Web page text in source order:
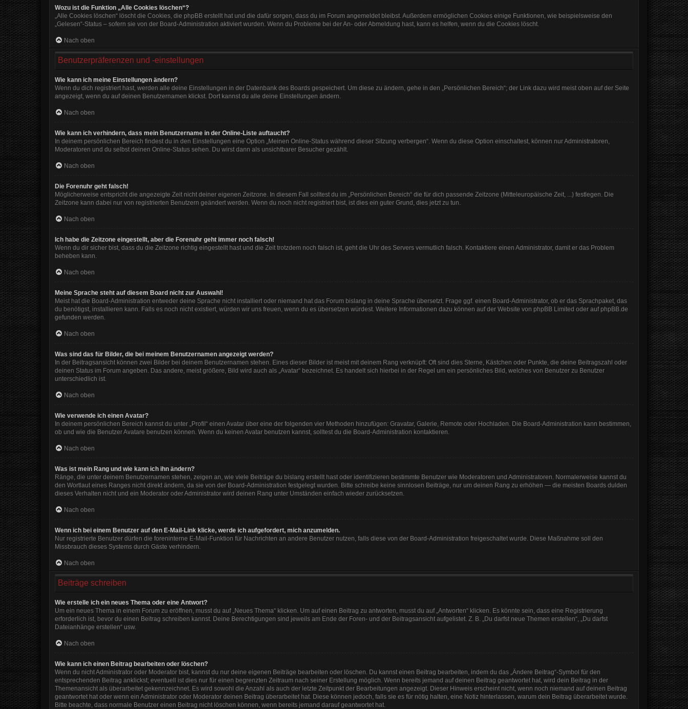
Wozu ist die Funktion „Alle Cookies löschen“?
„Alle Cookies löschen“ löscht die Cookies, die phpBB erstellt hat und die dafür sorgen, dass du im Forum angemeldet bleibst. Außerdem ermöglichen Cookies einige Funktionen, wie beispielsweise den
„Gelesen“-Status – sofern sie von der Board-Administration aktiviert wurden. Wenn du Probleme bei der An- oder Abmeldung hast, kann es helfen, wenn du die Cookies löscht.
Nach oben
Benutzerpräferenzen und -einstellungen
Wie kann ich meine Einstellungen ändern?
Wenn du dich registriert hast, werden alle deine Einstellungen in der Datenbank des Boards gespeichert. Um diese zu ändern, gehe in den „Persönlichen Bereich“; der Link dazu wird meist oben auf der Seite
angezeigt, wenn du auf deinen Benutzernamen klickst. Dort kannst du alle deine Einstellungen ändern.
Nach oben
Wie kann ich verhindern, dass mein Benutzername in der Online-Liste auftaucht?
In deinem persönlichen Bereich findest du in den Einstellungen eine Option „Meinen Online-Status während dieser Sitzung verbergen“. Wenn du diese Option einschaltest, können nur Administratoren,
Moderatoren und du selbst deinen Online-Status sehen. Du wirst dann als unsichtbarer Besucher gezählt.
Nach oben
Die Forenuhr geht falsch!
Möglicherweise entspricht die angezeigte Zeit nicht deiner eigenen Zeitzone. In diesem Fall solltest du im „Persönlichen Bereich“ die für dich passende Zeitzone (Mitteleuropäische Zeit, ...) festlegen. Die
Zeitzone kann dabei nur von registrierten Benutzern geändert werden. Wenn du noch nicht registriert bist, ist dies ein guter Grund, dies jetzt zu tun.
Nach oben
Ich habe die Zeitzone eingestellt, aber die Forenuhr geht immer noch falsch!
Wenn du dir sicher bist, dass du die Zeitzone richtig eingestellt hast und die Zeit trotzdem noch falsch ist, geht die Uhr des Servers vermutlich falsch. Kontaktiere einen Administrator, damit er das Problem
beheben kann.
Nach oben
Meine Sprache steht auf diesem Board nicht zur Auswahl!
Meist hat die Board-Administration entweder deine Sprache nicht installiert oder niemand hat das Forum bislang in deine Sprache übersetzt. Frage ggf. einen Board-Administrator, ob er das Sprachpaket, das
du benötigst, installieren kann. Falls es noch nicht existiert, würden wir uns freuen, wenn du es übersetzen würdest. Weitere Informationen dazu können auf der Website von phpBB Limited oder auf phpBB.de
gefunden werden.
Nach oben
Was sind das für Bilder, die bei meinem Benutzernamen angezeigt werden?
In der Beitragsansicht können zwei Bilder bei deinem Benutzernamen stehen. Eines dieser Bilder ist meist mit deinem Rang verknüpft: Oft sind dies Sterne, Kästchen oder Punkte, die deine Beitragszahl oder
deinen Status im Forum angeben. Das andere, meist größere, Bild wird auch als „Avatar“ bezeichnet. Es handelt sich hierbei in der Regel um ein persönliches Bild, welches von Benutzer zu Benutzer
unterschiedlich ist.
Nach oben
Wie verwende ich einen Avatar?
In deinem persönlichen Bereich kannst du unter „Profil“ einen Avatar über eine der folgenden vier Methoden hinzufügen: Gravatar, Galerie, Remote oder Hochladen. Die Board-Administration kann bestimmen,
ob und wie die Benutzer Avatare benutzen können. Wenn du keinen Avatar benutzen kannst, solltest du die Board-Administration kontaktieren.
Nach oben
Was ist mein Rang und wie kann ich ihn ändern?
Ränge, die unter deinem Benutzernamen stehen, zeigen an, wie viele Beiträge du bislang erstellt hast oder identifizieren bestimmte Benutzer wie Moderatoren und Administratoren. Normalerweise kannst du
den Wortlaut eines Ranges nicht direkt ändern, da sie von der Board-Administration festgelegt wurden. Bitte schreibe keine sinnlosen Beiträge, nur um deinen Rang zu erhöhen — die meisten Boards dulden
dieses Verhalten nicht und ein Moderator oder Administrator wird deinen Rang unter Umständen einfach wieder zurücksetzen.
Nach oben
Wenn ich bei einem Benutzer auf den E-Mail-Link klicke, werde ich aufgefordert, mich anzumelden.
Nur registrierte Benutzer dürfen die foreninterne E-Mail-Funktion für Nachrichten an andere Benutzer nutzen, falls diese von der Board-Administration freigeschaltet wurde. Diese Maßnahme soll den
Missbrauch dieses Systems durch Gäste verhindern.
Nach oben
Beiträge schreiben
Wie erstelle ich ein neues Thema oder eine Antwort?
Um ein neues Thema in einem Forum zu eröffnen, musst du auf „Neues Thema“ klicken. Um auf einen Beitrag zu antworten, musst du auf „Antworten“ klicken. Es könnte sein, dass eine Registrierung
erforderlich ist, bevor du einen Beitrag schreiben kannst. Deine Berechtigungen sind jeweils am Ende der Foren- und der Beitragsansicht aufgelistet. Z. B. „Du darfst neue Themen erstellen“, „Du darfst
Dateianhänge erstellen“ usw.
Nach oben
Wie kann ich einen Beitrag bearbeiten oder löschen?
Wenn du nicht Administrator oder Moderator bist, kannst du nur deine eigenen Beiträge bearbeiten oder löschen. Du kannst einen Beitrag bearbeiten, indem du das „Ändere Beitrag“-Symbol für den
entsprechenden Beitrag anklickst; eventuell ist dies nur für einen begrenzten Zeitraum nach seiner Erstellung möglich. Wenn bereits jemand auf deinen Beitrag geantwortet hat, wird dein Beitrag in der
Themenansicht als überarbeitet gekennzeichnet. Es wird sowohl die Anzahl als auch der letzte Zeitpunkt der Bearbeitungen angezeigt. Dieser Hinweis erscheint nicht, wenn noch niemand auf deinen Beitrag
geantwortet hat oder wenn ein Administrator oder Moderator deinen Beitrag überarbeitet hat. Diese können jedoch, falls sie es für nötig halten, eine Notiz hinterlassen, warum dein Beitrag überarbeitet wurde.
Bitte beachte, dass normale Benutzer einen Beitrag nicht löschen können, wenn bereits jemand darauf geantwortet hat.